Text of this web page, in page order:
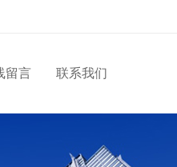
留言 联系我们